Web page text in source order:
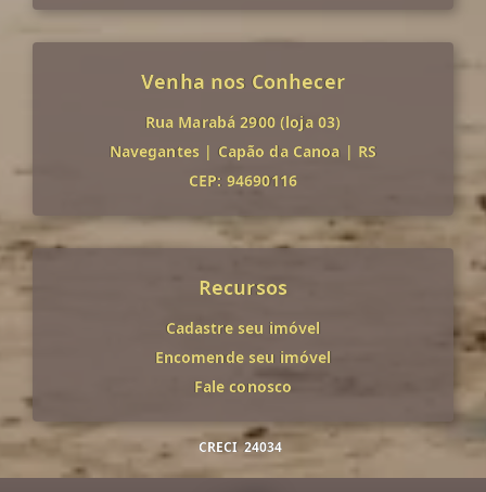
Venha nos Conhecer
Rua Marabá 2900 (loja 03)
Navegantes | Capão da Canoa | RS
CEP: 94690116
Recursos
Cadastre seu imóvel
Encomende seu imóvel
Fale conosco
CRECI 24034